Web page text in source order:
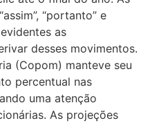
“portanto” e
as
desses movimentos.
(Copom) manteve seu
percentual nas
uma atenção
As projeções